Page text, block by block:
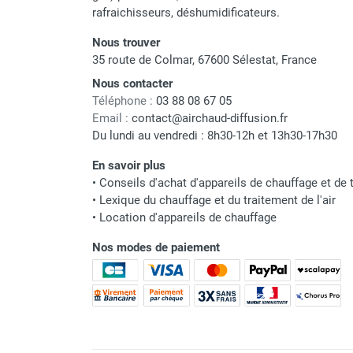
Parasol chauffant et radiant
infrarouge sur mât
Parasol chauffant à gaz
Parasol chauffant et radiant sur
mât électrique
Chauffe terrasse aux pellets
Chauffage infrarouge fixe mur et
Chauffage radiant électrique
Chauffage Infrarouge électrique fixe
Panneau rayonnant
Lustre infrarouge électrique
suspendu
Réglette et cassette rayonnante
Chauffage tube radiant et radiant
lumineux au gaz
rafraichisseurs, déshumidificateurs.
Nous trouver
35 route de Colmar, 67600 Sélestat, France
Nous contacter
Téléphone : 03 88 08 67 05
Email : contact@airchaud-diffusion.fr
Du lundi au vendredi : 8h30-12h et 13h30-17h30
En savoir plus
• Conseils d'achat d'appareils de chauffage et de
• Lexique du chauffage et du traitement de l'air
• Location d'appareils de chauffage
Nos modes de paiement